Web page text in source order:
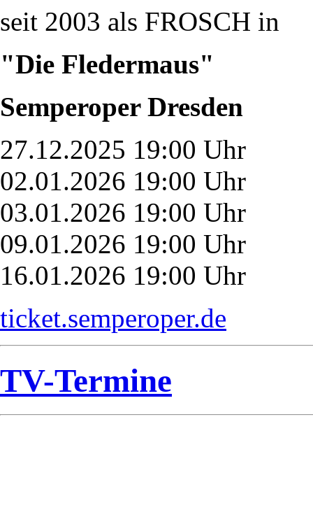
seit 2003 als FROSCH in
"Die Fledermaus"
Semperoper Dresden
27.12.2025 19:00 Uhr
02.01.2026 19:00 Uhr
03.01.2026 19:00 Uhr
09.01.2026 19:00 Uhr
16.01.2026 19:00 Uhr
ticket.semperoper.de
TV-Termine